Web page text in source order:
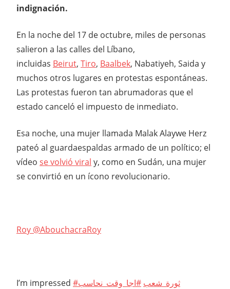
indignación.
En la noche del 17 de octubre, miles de personas
salieron a las calles del Líbano,
incluidas Beirut, Tiro, Baalbek, Nabatiyeh, Saida y
muchos otros lugares en protestas espontáneas.
Las protestas fueron tan abrumadoras que el
estado canceló el impuesto de inmediato.
Esa noche, una mujer llamada Malak Alaywe Herz
pateó al guardaespaldas armado de un político; el
vídeo se volvió viral y, como en Sudán, una mujer
se convirtió en un ícono revolucionario.
Roy @AbouchacraRoy
I’m impressed #ثورة_شعب #اجا_وقت_نحاسب